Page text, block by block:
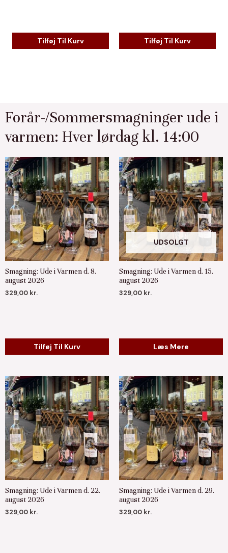
Tilføj Til Kurv Tilføj Til Kurv
Forår-/Sommersmagninger ude i
varmen: Hver lørdag kl. 14:00
Smagning: Ude i Varmen d. 8.
august 2026
329,00 kr.
Tilføj Til Kurv
UDSOLGT
Smagning: Ude i Varmen d. 15.
august 2026
329,00 kr.
Læs Mere
Smagning: Ude i Varmen d. 22.
august 2026
329,00 kr.
Smagning: Ude i Varmen d. 29.
august 2026
329,00 kr.